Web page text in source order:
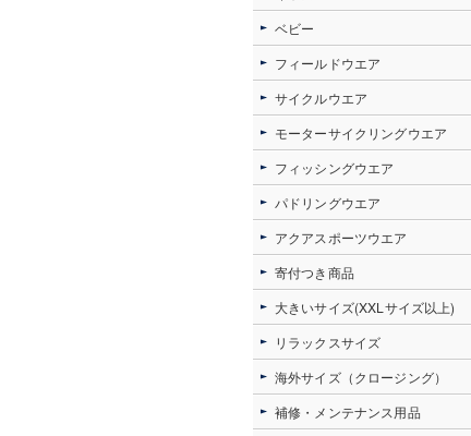
ベビー
フィールドウエア
サイクルウエア
モーターサイクリングウエア
フィッシングウエア
パドリングウエア
アクアスポーツウエア
寄付つき商品
大きいサイズ(XXLサイズ以上)
リラックスサイズ
海外サイズ（クロージング）
補修・メンテナンス用品